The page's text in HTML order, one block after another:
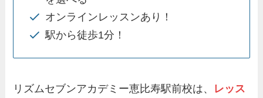
オンラインレッスンあり！
駅から徒歩1分！
リズムセブンアカデミー恵比寿駅前校は、 レッス